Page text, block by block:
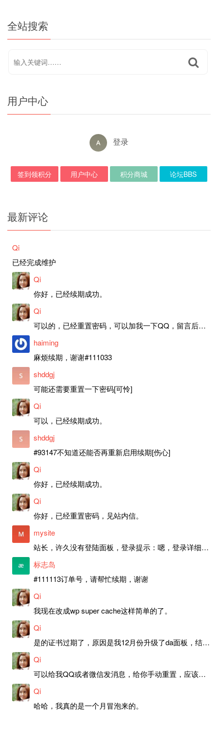
全站搜索
用户中心
登录
签到领积分 用户中心 积分商城 论坛BBS
最新评论
Qi
已经完成维护
Qi
你好，已经续期成功。
Qi
可以的，已经重置密码，可以加我一下QQ，留言后我就发密码给你。
haiming
麻烦续期，谢谢#111033
shddgj
可能还需要重置一下密码[可怜]
Qi
可以，已经续期成功。
shddgj
#93147不知道还能否再重新启用续期[伤心]
Qi
你好，已经续期成功。
Qi
你好，已经重置密码，见站内信。
mysite
站长，许久没有登陆面板，登录提示：嗯，登录详细信息似乎不正确。请重试。 网站还可以正常使用。如果是密码问题请帮忙重置一下密码。谢谢。订单号：97790，账号：aa20210950。 站长，提交了工单，你回复续期成功，不过我的问题是面部登陆信息有问题，一直是初始密码，现在无法登陆，有时间麻烦排查一下。
标志岛
#111113订单号，请帮忙续期，谢谢
Qi
我现在改成wp super cache这样简单的了。
Qi
是的证书过期了，原因是我12月份升级了da面板，结果后台证书就不更新了，目前还在排查问题。切换PHP版本现在没有了，因为DA新版不支持。
Qi
可以给我QQ或者微信发消息，给你手动重置，应该是服务器插件有问题了，这个wp的主题太老了，导致现在好多的问题，网站的签到功能也是因为这个原因导致的。
Qi
哈哈，我真的是一个月冒泡来的。